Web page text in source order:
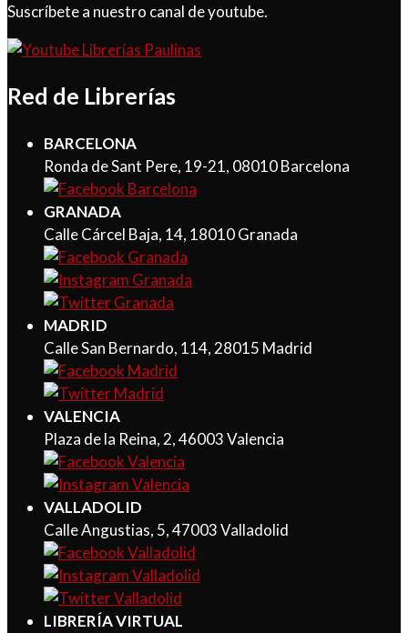
Suscríbete a nuestro canal de youtube.
Red de Librerías
BARCELONA
Ronda de Sant Pere, 19-21, 08010 Barcelona
GRANADA
Calle Cárcel Baja, 14, 18010 Granada
MADRID
Calle San Bernardo, 114, 28015 Madrid
VALENCIA
Plaza de la Reina, 2, 46003 Valencia
VALLADOLID
Calle Angustias, 5, 47003 Valladolid
LIBRERÍA VIRTUAL